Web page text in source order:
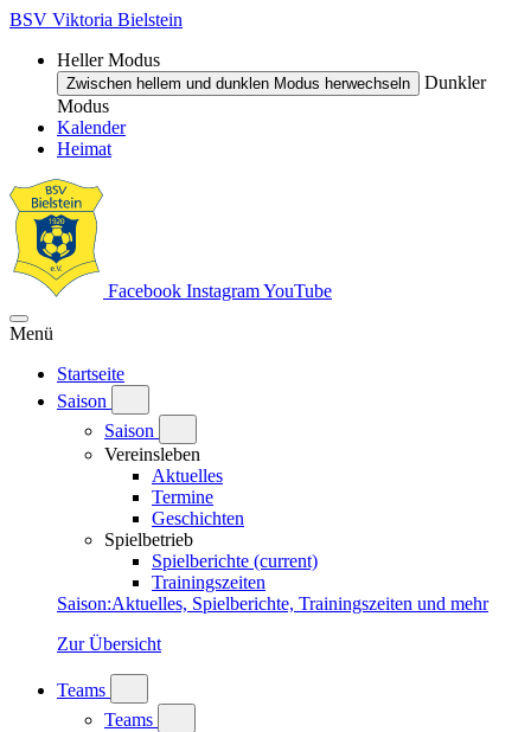
BSV Viktoria Bielstein
Heller Modus
Zwischen hellem und dunklen Modus herwechseln
Dunkler
Modus
Kalender
Heimat
Facebook InstagramYouTube
Menü
Startseite
Saison
Saison
Vereinsleben
Aktuelles
Termine
Geschichten
Spielbetrieb
Spielberichte (current)
Trainingszeiten
Saison:Aktuelles, Spielberichte, Trainingszeiten und mehr
Zur Übersicht
Teams
Teams